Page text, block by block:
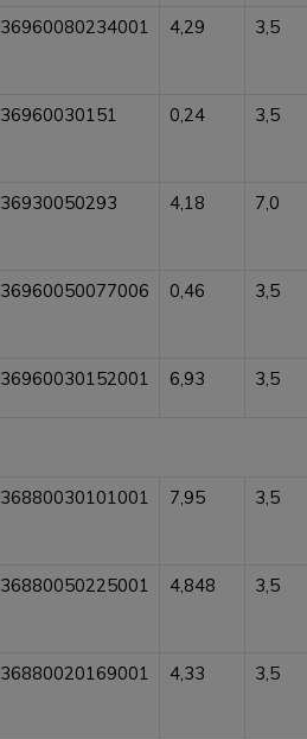
36960080234001 4,29 3,5
36960030151 0,24 3,5
36930050293 4,18 7,0
36960050077006 0,46 3,5
36960030152001 6,93 3,5
36880030101001 7,95 3,5
36880050225001 4,848 3,5
36880020169001 4,33 3,5